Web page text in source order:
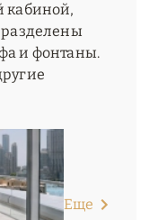
кабиной,
разделены
и фонтаны.
Еще